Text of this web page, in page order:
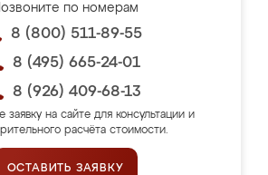
по номерам
8 (800) 511-89-55
8 (495) 665-24-01
8 (926) 409-68-13
заявку на сайте для консультации и
расчёта стоимости.
ОСТАВИТЬ ЗАЯВКУ